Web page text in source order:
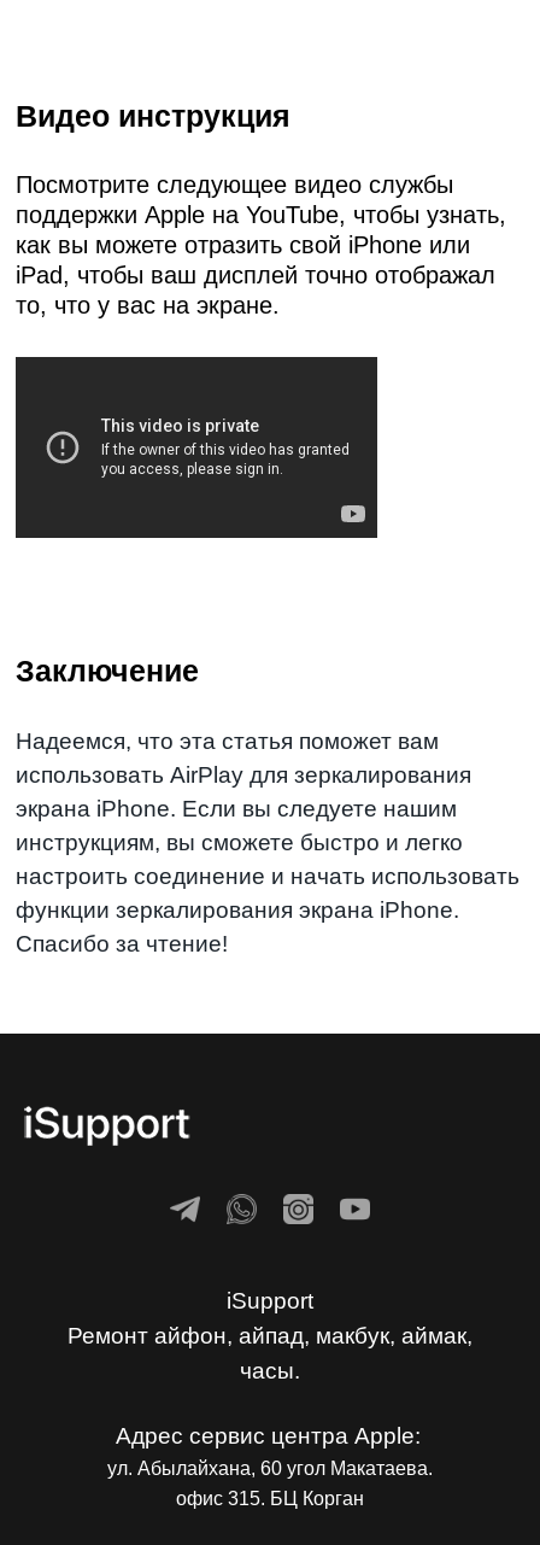
Видео инструкция
Посмотрите следующее видео службы
поддержки Apple на YouTube, чтобы узнать,
как вы можете отразить свой iPhone или
iPad, чтобы ваш дисплей точно отображал
то, что у вас на экране.
Заключение
Надеемся, что эта статья поможет вам
использовать AirPlay для зеркалирования
экрана iPhone. Если вы следуете нашим
инструкциям, вы сможете быстро и легко
настроить соединение и начать использовать
функции зеркалирования экрана iPhone.
Спасибо за чтение!
iSupport
Ремонт айфон, айпад, макбук, аймак,
часы.
Адрес сервис центра Apple:
ул. Абылайхана, 60 угол Макатаева.
офис 315. БЦ Корган